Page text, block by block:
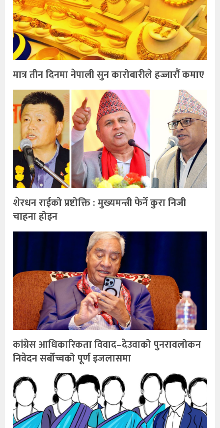
मात्र तीन दिनमा नेपाली सुन कारोबारीले हज्जारौं कमाए
शेरधन राईको प्रष्टोक्ति : मुख्यमन्त्री फेर्ने कुरा निजी
चाहना होइन
कांग्रेस आधिकारिकता विवाद–देउवाको पुनरावलोकन
निवेदन सर्बोच्चको पूर्ण इजलासमा